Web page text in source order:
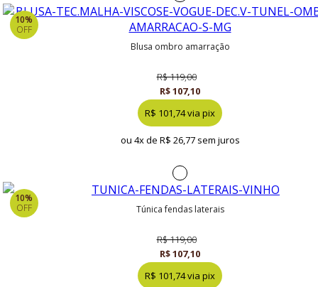
10%
OFF
blusa ombro amarração
R$ 119,00
R$ 107,10
R$ 101,74 via pix
ou 4x de R$ 26,77 sem juros
10%
OFF
túnica fendas laterais
R$ 119,00
R$ 107,10
R$ 101,74 via pix